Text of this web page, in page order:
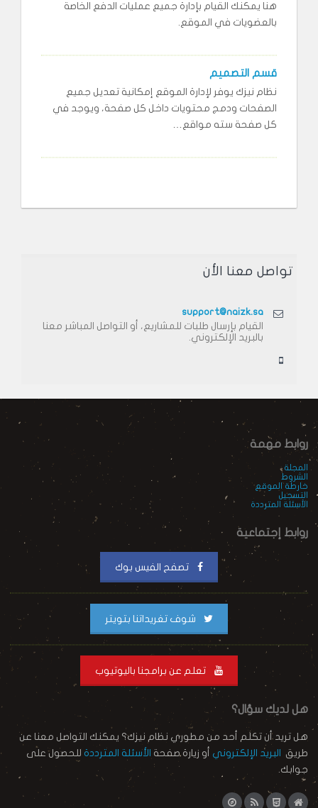
هنا يمكنك القيام بإدارة جميع عمليات الدفع الخاصة
بالعضويات في الموقع.
قسم التصميم
​نظام نيزك يوفر لإدارة الموقع إمكانية تعديل جميع
الصفحات ودمج محتويات داخل كل صفحة، ويوجد في
كل صفحة سته مواقع…
تواصل معنا الأن
support@naizk.sa
القيام بإرسال طلبات للمشاريع، أو التواصل المباشر معنا
بالبريد الإلكتروني.
روابط مهمة
المجلة
الشروط
خارطة الموقع
التسجيل
الأسئلة المترددة
روابط إجتماعية
تصفح الفيس بوك
شوف تغريداتنا بتويتر
تعلم عن برامجنا باليوتيوب
هل لديك سؤال؟
هل تريد أن تكلم أحد من مطوري نظام نيزك؟ يمكنك التواصل معنا عن
طريق البريد الإلكتروني أو زيارة صفحة الأسئلة المترددة للحصول على
جوابك.